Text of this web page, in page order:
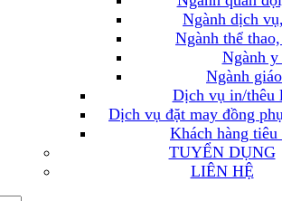
Ngành dịch
Ngành thể
Ngành y
Ngành
Dịch vụ in/thêu
Dịch vụ đặt may đồng
Khách hàng tiêu
TUYỂN DỤNG
LIÊN HỆ